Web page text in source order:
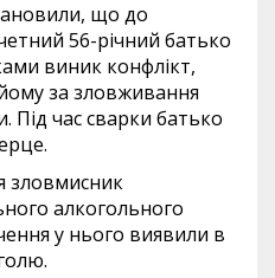
що до
56-річний батько
виник конфлікт,
за зловживання
час сварки батько
зловмисник
алкогольного
у нього виявили в